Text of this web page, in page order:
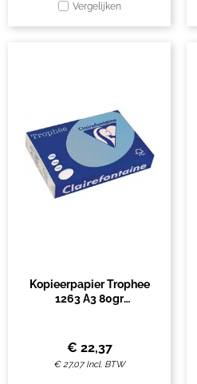
Vergelijken
Kopieerpapier Trophee
1263 A3 80gr
€ 22,37
€27,07 Incl. BTW